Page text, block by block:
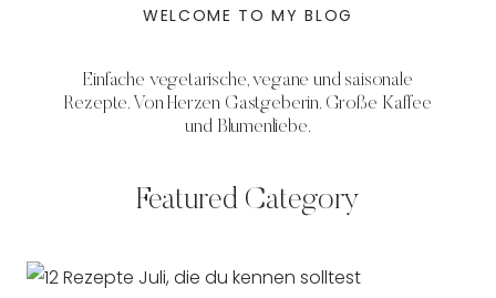
WELCOME TO MY BLOG
Einfache vegetarische, vegane und saisonale
Rezepte. Von Herzen Gastgeberin. Große Kaffee
und Blumenliebe.
Featured Category